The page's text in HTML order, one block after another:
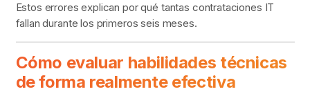
Estos errores explican por qué tantas contrataciones IT
fallan durante los primeros seis meses.
Cómo evaluar habilidades técnicas
de forma realmente efectiva